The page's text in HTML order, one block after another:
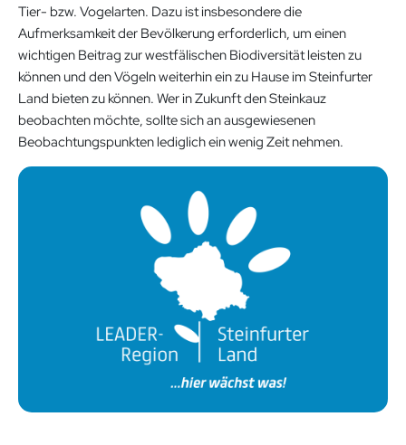
Tier- bzw. Vogelarten. Dazu ist insbesondere die
Aufmerksamkeit der Bevölkerung erforderlich, um einen
wichtigen Beitrag zur westfälischen Biodiversität leisten zu
können und den Vögeln weiterhin ein zu Hause im Steinfurter
Land bieten zu können. Wer in Zukunft den Steinkauz
beobachten möchte, sollte sich an ausgewiesenen
Beobachtungspunkten lediglich ein wenig Zeit nehmen.